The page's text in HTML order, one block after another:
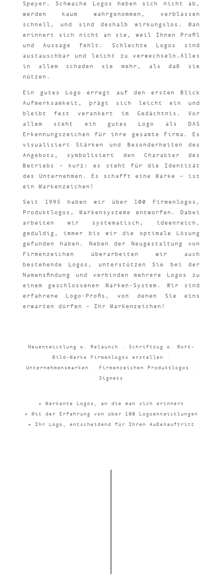
Speyer. Schwache Logos heben sich nicht ab,
werden kaum wahrgenommen, verblassen
schnell, und sind deshalb wirkungslos. Man
erinnert sich nicht an sie, weil Ihnen Profil
und Aussage fehlt. Schlechte Logos sind
austauschbar und leicht zu verwechseln.Alles
in allem schaden sie mehr, als daß sie
nützen.
Ein gutes Logo erregt auf den ersten Blick
Aufmerksamkeit, prägt sich leicht ein und
bleibt fest verankert im Gedächtnis. Vor
allem steht ein gutes Logo als DAS
Erkennungszeichen für ihre gesamte Firma. Es
visualisiert Stärken und Besonderheiten des
Angebots, symbolisiert den Charakter des
Betriebs – kurz: es steht für die Identität
des Unternehmen. Es schafft eine Marke – ist
ein Markenzeichen!
Seit 1995 haben wir über 100 Firmenlogos,
Produktlogos, Markensysteme entworfen. Dabei
arbeiten wir systematisch, ideenreich,
geduldig, immer bis wir die optimale Lösung
gefunden haben. Neben der Neugestaltung von
Firmenzeichen überarbeiten wir auch
bestehende Logos, unterstützen Sie bei der
Namensfindung und verbinden mehrere Logos zu
einem geschlossenen Marken-System. Wir sind
erfahrene Logo-Profis, von denen Sie eins
erwarten dürfen – Ihr Markenzeichen!
Neuentwicklung o. Relaunch · Schriftzug o. Wort-
Bild-Marke Firmenlogos erstellen ·
Unternehmensmarken · Firmenzeichen Produktlogos ·
Signets
+ Markante Logos, an die man sich erinnert
+ Mit der Erfahrung von über 100 Logoentwicklungen
+ Ihr Logo, entscheidend für Ihren Außenauftritt